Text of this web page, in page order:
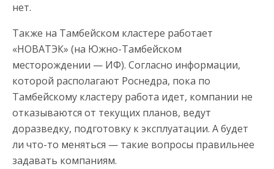
нет.
Также на Тамбейском кластере работает
«НОВАТЭК» (на Южно-Тамбейском
месторождении — ИФ). Согласно информации,
которой располагают Роснедра, пока по
Тамбейскому кластеру работа идет, компании не
отказываются от текущих планов, ведут
доразведку, подготовку к эксплуатации. А будет
ли что-то меняться — такие вопросы правильнее
задавать компаниям.